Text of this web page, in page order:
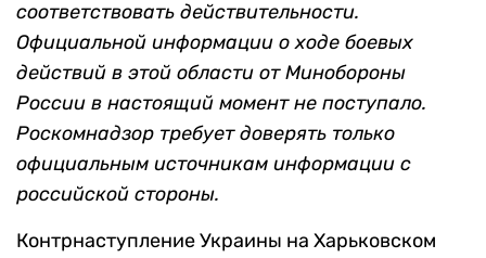
соответствовать действительности.
Официальной информации о ходе боевых
действий в этой области от Минобороны
России в настоящий момент не поступало.
Роскомнадзор требует доверять только
официальным источникам информации с
российской стороны.
Контрнаступление Украины на Харьковском